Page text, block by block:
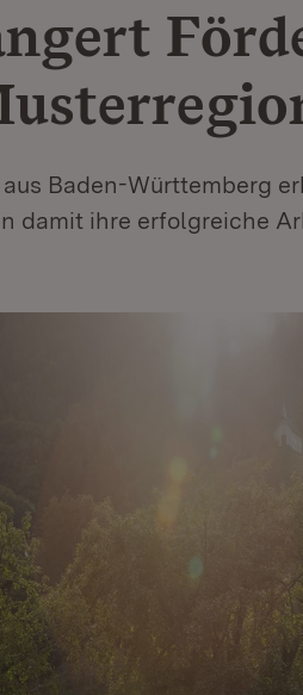
Baden-Württemberg
damit ihre erfolgreiche